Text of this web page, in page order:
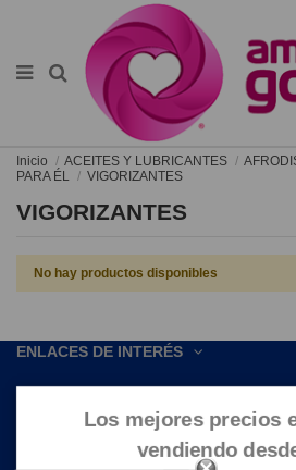
Inicio ACEITES Y LUBRICANTES
PARA ÉL
VIGORIZANTES
VIGORIZANTES
No hay productos disponibles
ENLACES DE INTERÉS
Los mejores precios
vendiendo